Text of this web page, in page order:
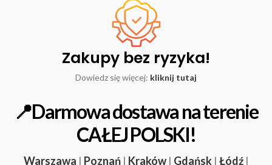
Zakupy bez ryzyka!
Dowiedz się więcej: kliknij tutaj
📍Darmowa dostawa na terenie
CAŁEJ POLSKI!
Warszawa | Poznań | Kraków | Gdańsk | Łódź |